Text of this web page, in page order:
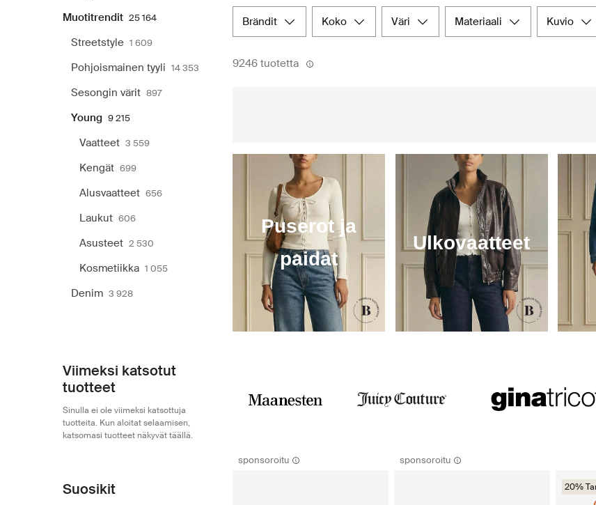
Muotitrendit 25 164
Streetstyle 1 609
Pohjoismainen tyyli 14 353
Sesongin värit 897
Young 9 215
Vaatteet 3 559
Kengät 699
Alusvaatteet 656
Laukut 606
Asusteet 2 530
Kosmetiikka 1 055
Denim 3 928
Viimeksi katsotut
tuotteet
Sinulla ei ole viimeksi katsottuja
tuotteita. Kun aloitat selaamisen,
katsomasi tuotteet näkyvät täällä.
Suosikit
brändit koko väri materiaali kuvio
9246 tuotetta
sponsoroitu sponsoroitu
20%
Puserot ja
paidat
Ulkovaatteet